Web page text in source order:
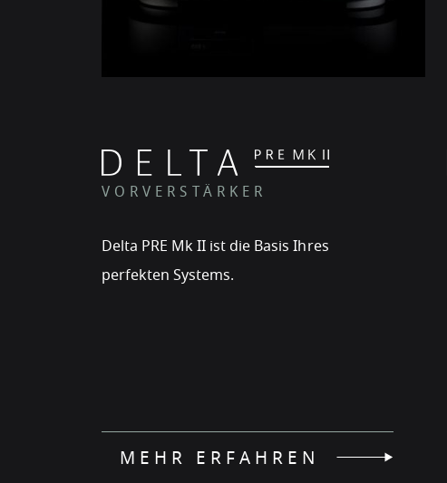
VORVERSTÄRKER
Delta PRE Mk II ist die Basis Ihres
perfekten Systems.
MEHR ERFAHREN